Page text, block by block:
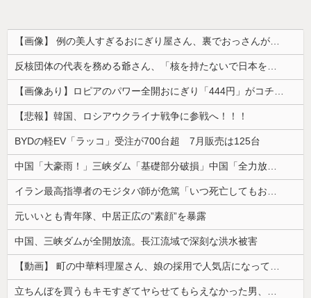
【画像】 例の美人すぎるおにぎり屋さん、裏でおっさんが握っていたｗｗｗｗｗｗｗｗｗｗｗｗｗｗｗｗｗ
反核団体の代表を務める爺さん、「核を持たないで日本を守れますか」と中学生に詰問された結果……
【画像あり】ロピアのパワー全開おにぎり「444円」がコチラｗｗｗｗｗ
【悲報】韓国、ロシアウクライナ戦争に参戦へ！！！
BYDの軽EV「ラッコ」受注が700台超 7月販売は125台
中国「大豪雨！」三峡ダム「基礎部分破損」中国「全力放流！」台風13号「中国上陸予測」台風15号「中国接近（画像」中国「台風同時上陸！（穀物生産が...
イラン最高指導者のモジタバ師が危篤「いつ死亡してもおかしくない」…イラン大統領「意思疎通はかなり難しい」！
元いいとも青年隊、中居正広の”素顔”を暴露
中国、三峡ダムが全開放流。長江流域で深刻な洪水被害
【動画】 町の中華料理屋さん、娘の採用で人気店になってしまう
立ちんぼを買うもキモすぎてヤらせてもらえなかった男、代わりの足コキでまさかの大量身寸米青ｗｗｗ